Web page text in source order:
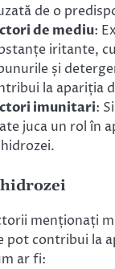
de o
de mediu:
iritante,
și
la apariția
imunitari:
juca un rol în
menționați
pot contribui la
ar fi: